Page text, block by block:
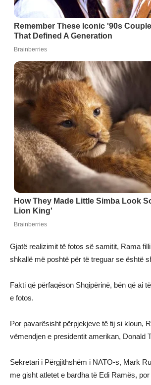
Gjatë realizimit të fotos së samitit, Rama
shkallë më poshtë për të treguar se është
Fakti që përfaqëson Shqipërinë, bën që ai
e fotos.
Por pavarësisht përpjekjeve të tij si kloun,
vëmendjen e presidentit amerikan, Donald
Sekretari i Përgjithshëm i NATO-s, Mark
me gisht atletet e bardha të Edi Ramës,